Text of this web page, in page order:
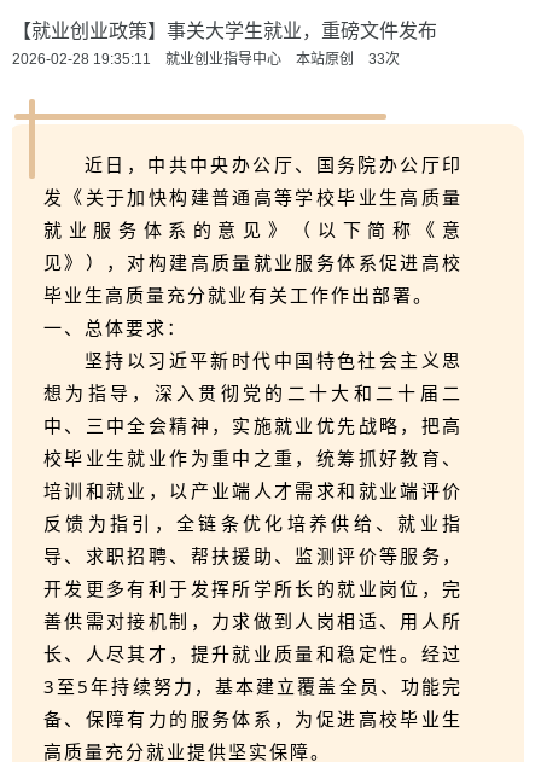
【就业创业政策】事关大学生就业，重磅文件发布
2026-02-28 19:35:11 就业创业指导中心 本站原创 33次
近日，中共中央办公厅、国务院办公厅印
发《关于加快构建普通高等学校毕业生高质量
就业服务体系的意见》（以下简称《意
见》），对构建高质量就业服务体系促进高校
毕业生高质量充分就业有关工作作出部署。
一、总体要求：
坚持以习近平新时代中国特色社会主义思
想为指导，深入贯彻党的二十大和二十届二
中、三中全会精神，实施就业优先战略，把高
校毕业生就业作为重中之重，统筹抓好教育、
培训和就业，以产业端人才需求和就业端评价
反馈为指引，全链条优化培养供给、就业指
导、求职招聘、帮扶援助、监测评价等服务，
开发更多有利于发挥所学所长的就业岗位，完
善供需对接机制，力求做到人岗相适、用人所
长、人尽其才，提升就业质量和稳定性。经过
3至5年持续努力，基本建立覆盖全员、功能完
备、保障有力的服务体系，为促进高校毕业生
高质量充分就业提供坚实保障。